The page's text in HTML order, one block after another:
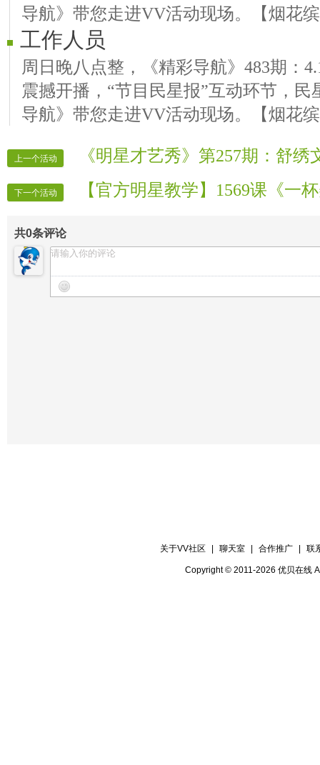
导航》带您走进VV活动现场。【烟花
工作人员
周日晚八点整，《精彩导航》483期：
震撼开播，“节目民星报”互动环节，
导航》带您走进VV活动现场。【烟花
上一个活动 《明星才艺秀》第257期：舒绣
下一个活动 【官方明星教学】1569课《一
共0条评论
关于VV社区 聊天室 合作推广 联
Copyright © 2011-2026 优贝在线